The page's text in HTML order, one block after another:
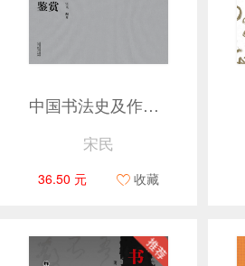
中国书法史及作品鉴赏
宋民
36.50 元 收藏